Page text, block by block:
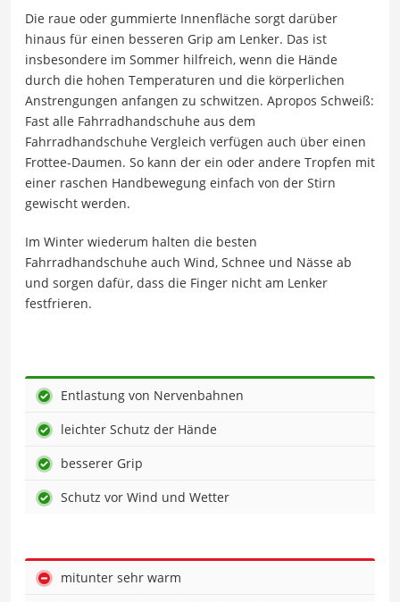
Die raue oder gummierte Innenfläche sorgt darüber
hinaus für einen besseren Grip am Lenker. Das ist
insbesondere im Sommer hilfreich, wenn die Hände
durch die hohen Temperaturen und die körperlichen
Anstrengungen anfangen zu schwitzen. Apropos Schweiß:
Fast alle Fahrradhandschuhe aus dem
Fahrradhandschuhe Vergleich verfügen auch über einen
Frottee-Daumen. So kann der ein oder andere Tropfen mit
einer raschen Handbewegung einfach von der Stirn
gewischt werden.
Im Winter wiederum halten die besten
Fahrradhandschuhe auch Wind, Schnee und Nässe ab
und sorgen dafür, dass die Finger nicht am Lenker
festfrieren.
Entlastung von Nervenbahnen
leichter Schutz der Hände
besserer Grip
Schutz vor Wind und Wetter
mitunter sehr warm